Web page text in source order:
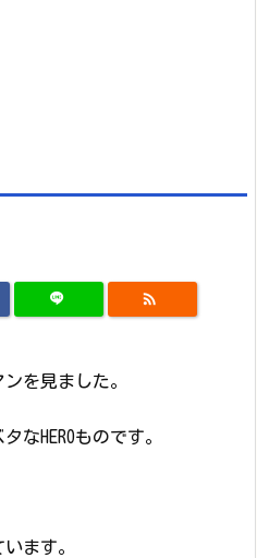

を見ました。
なHEROものです。
ます。